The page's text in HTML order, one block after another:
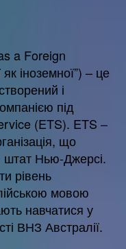
a Foreign
іноземної”) – це
і
під
(ETS). ETS –
що
штат Нью-Джерсі.
рівень
мовою
навчатися у
ВНЗ Австралії.